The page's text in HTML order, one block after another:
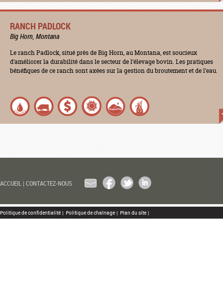
RANCH PADLOCK
Big Horn, Montana
Le ranch Padlock, situé près de Big Horn, au Montana, est soucieux
d’améliorer la durabilité dans le secteur de l’élevage bovin. Les pratiques
bénéfiques de ce ranch sont axées sur la gestion du broutement et de l’eau.
ACCUEIL | CONTACTEZ-NOUS
Politique de confidentialité | Politique de chaînage | Plan du site |